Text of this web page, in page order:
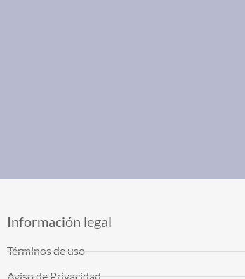
Información legal
Términos de uso
Aviso de Privacidad